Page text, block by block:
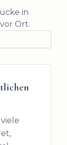
in
Ort.